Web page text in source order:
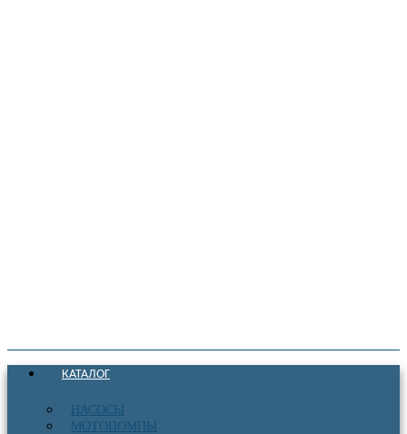
КАТАЛОГ
НАСОСЫ
МОТОПОМПЫ